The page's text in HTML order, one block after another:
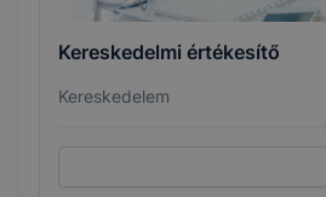
Kereskedelmi értékesítő
Kereskedelem